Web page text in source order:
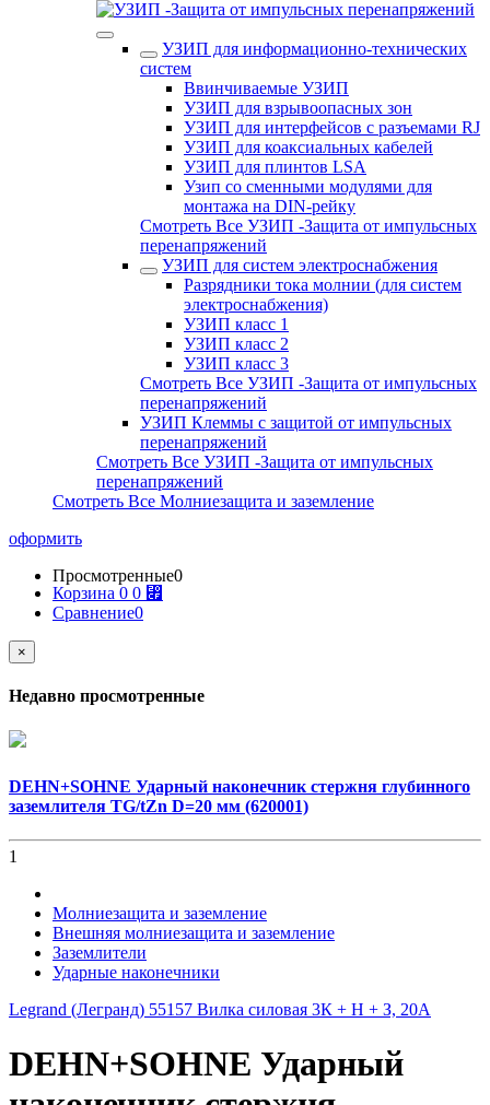
УЗИП для информационно-технических
систем
Ввинчиваемые УЗИП
УЗИП для взрывоопасных зон
УЗИП для интерфейсов с разъемами RJ
УЗИП для коаксиальных кабелей
УЗИП для плинтов LSA
Узип со сменными модулями для
монтажа на DIN-рейку
Смотреть Все УЗИП -Защита от импульсных
перенапряжений
УЗИП для систем электроснабжения
Разрядники тока молнии (для систем
электроснабжения)
УЗИП класс 1
УЗИП класс 2
УЗИП класс 3
Смотреть Все УЗИП -Защита от импульсных
перенапряжений
УЗИП Клеммы с защитой от импульсных
перенапряжений
Смотреть Все УЗИП -Защита от импульсных
перенапряжений
Смотреть Все Молниезащита и заземление
оформить
Просмотренные0
Корзина 0 0 ⃏
Сравнение0
×
Недавно просмотренные
DEHN+SOHNE Ударный наконечник стержня глубинного
заземлителя TG/tZn D=20 мм (620001)
1
Молниезащита и заземление
Внешняя молниезащита и заземление
Заземлители
Ударные наконечники
Legrand (Легранд) 55157 Вилка силовая 3К + H + З, 20А
DEHN+SOHNE Ударный